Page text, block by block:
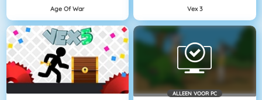
Age Of War Vex 3
ALLEEN VOOR PC